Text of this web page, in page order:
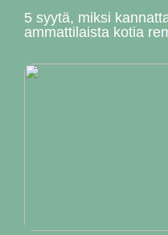
5 syytä, miksi
ammattilaista kotia